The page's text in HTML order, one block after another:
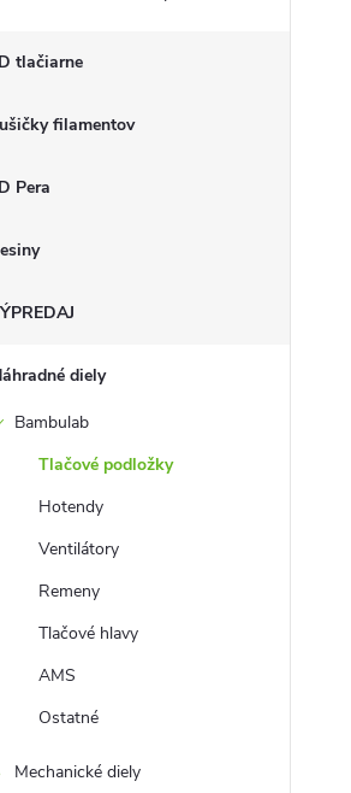
tlačiarne
filamentov
Pera
diely
Bambulab
Tlačové podložky
Hotendy
Ventilátory
Remeny
Tlačové hlavy
AMS
Ostatné
Mechanické diely